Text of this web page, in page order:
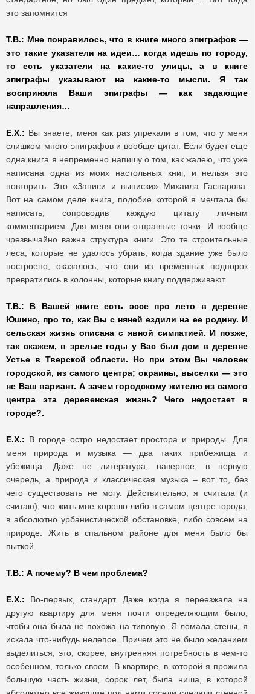
это запомнится
Т.В.: Мне понравилось, что в книге много эпиграфов —
это такие указатели на идеи… когда идешь по городу,
то есть указатели на какие-то улицы, а в книге
эпиграфы указывают на какие-то мысли. Я так
восприняла Ваши эпиграфы — как задающие
направления…
Е.Х.: Вы знаете, меня как раз упрекали в том, что у меня
слишком много эпиграфов и вообще цитат. Если будет еще
одна книга я непременно напишу о том, как жалею, что уже
написана одна из моих настольных книг, и нельзя это
повторить. Это «Записи и выписки» Михаила Гаспарова.
Вот на самом деле книга, подобие которой я мечтала бы
написать, сопроводив каждую цитату личным
комментарием. Для меня они отправные точки. И вообще
чрезвычайно важна структура книги. Это те строительные
леса, которые не удалось убрать, когда здание уже было
построено, оказалось, что они из временных подпорок
превратились в колонны, которые книгу поддерживают
Т.В.: В Вашей книге есть эссе про лето в деревне
Юшино, про то, как Вы с няней ездили на ее родину. И
сельская жизнь описана с явной симпатией. И позже,
так скажем, в зрелые годы у Вас был дом в деревне
Устье в Тверской области. Но при этом Вы человек
городской, из самого центра; окраины, выселки — это
не Ваш вариант. А зачем городскому жителю из самого
центра эта деревенская жизнь? Чего недостает в
городе?.
Е.Х.: В городе остро недостает простора и природы. Для
меня природа и музыка — два таких прибежища и
убежища. Даже не литература, наверное, в первую
очередь, а природа и классическая музыка – вот то, без
чего существовать не могу. Действительно, я считала (и
считаю), что жить мне хорошо либо в самом центре города,
в абсолютно урбанистической обстановке, либо совсем на
природе. Жить в спальном районе для меня было бы
пыткой.
Т.В.: А почему? В чем проблема?
Е.Х.: Во-первых, стандарт. Даже когда я переезжала на
другую квартиру для меня почти определяющим было,
чтобы она была не похожа на типовую. Я ломала стены, я
искала что-нибудь нелепое. Причем это не было желанием
выделиться, это, скорее, внутренняя потребность в чем-то
особенном, только своем. В квартире, в которой я прожила
большую часть жизни, сорок лет, была ниша, в которой